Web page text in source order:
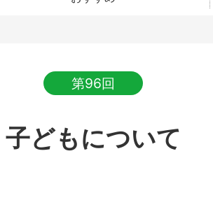
第96回
子どもについて